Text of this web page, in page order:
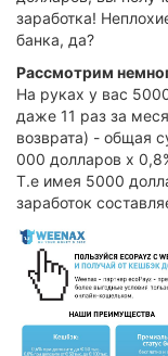
заработка!
банка, да?
Рассмотрим
На руках у вас
даже 11 раз за
возврата) - общая
000 долларов х
Т.е имея 5000
заработок